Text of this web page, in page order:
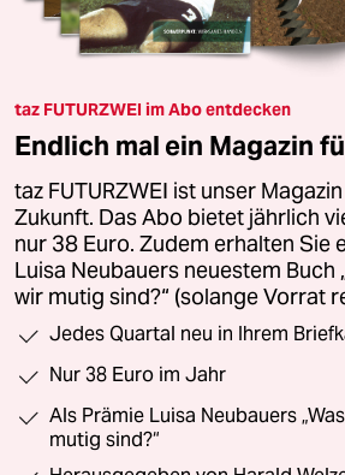
taz FUTURZWEI im Abo entdecken
Endlich mal ein Magazin
taz FUTURZWEI ist unser
Zukunft. Das Abo bietet jährlich
nur 38 Euro. Zudem erhalten Sie
Luisa Neubauers neuestem Buch
wir mutig sind?“ (solange Vorrat
Jedes Quartal neu in Ihrem
Nur 38 Euro im Jahr
Als Prämie Luisa Neubauers
mutig sind?“